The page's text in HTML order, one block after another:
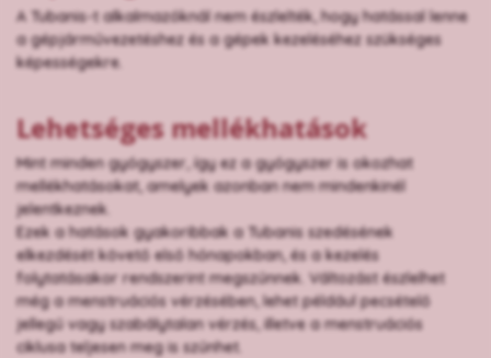
A Tubanis-t alkalmazóknál nem észlelték, hogy hatással lenne
a gépjárművezetéshez és a gépek kezeléséhez szükséges
képességekre.
Lehetséges mellékhatások
Mint minden gyógyszer, így ez a gyógyszer is okozhat
mellékhatásokat, amelyek azonban nem mindenkinél
jelentkeznek.
Ezek a hatások gyakoribbak a Tubanis szedésének
elkezdését követő első hónapokban, és a kezelés
folytatásakor rendszerint megszűnnek. Változást észlelhet
még a menstruációs vérzésében, lehet például pecsételő
jellegű vagy szabálytalan vérzés, illetve a menstruációs
ciklusa teljesen meg is szűnhet.